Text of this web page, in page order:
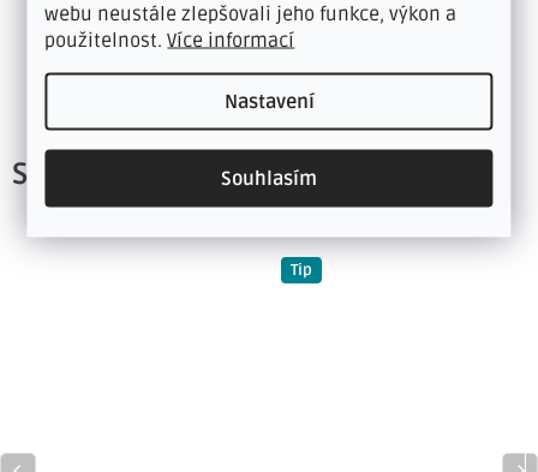
webu neustále zlepšovali jeho funkce, výkon a
použitelnost.Více informací
Nastavení
Souhlasím
Kategorie: šíře 40 mm - délka 2,7 m
Související produkty
Tip